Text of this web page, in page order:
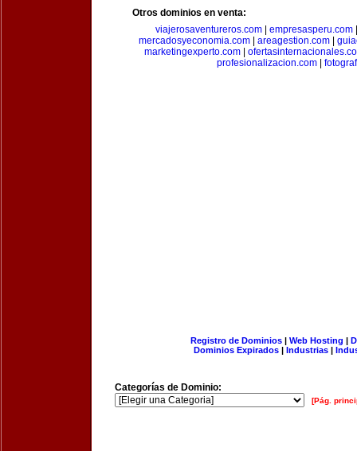
Otros dominios en venta:
viajerosaventureros.com| empresasperu.com
mercadosyeconomia.com
areagestion.com
marketingexperto.com
profesionalizacion.com|
Registro de Dominios| Web Hosting |
Dominios Expirados | Industrias |
Categorías de Dominio:
[Pág.